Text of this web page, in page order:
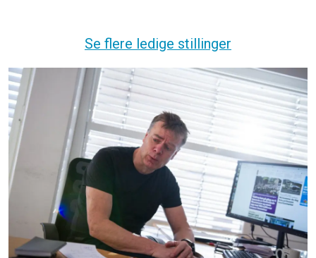
Se flere ledige stillinger